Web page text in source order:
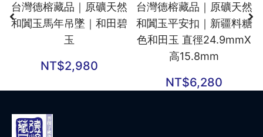
台灣德榕藏品｜原礦天然
和闐玉馬年吊墜｜和田碧
玉
NT$2,980
台灣德榕藏品｜原礦天然
和闐玉平安扣｜新疆料糖
色和田玉 直徑24.9mmX
高15.8mm
NT$6,280